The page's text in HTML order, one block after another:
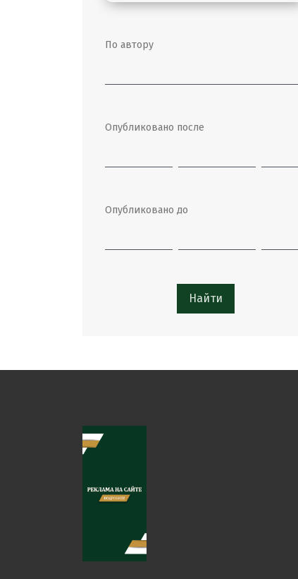
По автору
Опубликовано после
Опубликовано до
Найти